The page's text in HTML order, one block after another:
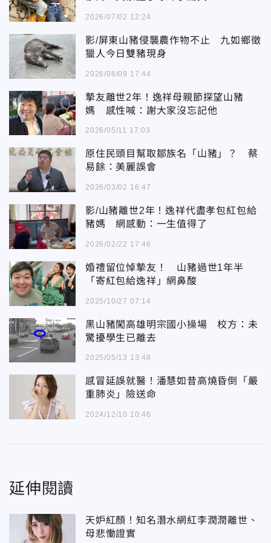
2026/07/02 12:24
影/屏東山豬侵襲農作物不止 九如鄉徵
獵人今日雙豬現身
2026/06/09 17:44
摯友離世2年！逸祥母親節探望山豬
媽 感性喊：謝大家沒忘記他
2026/05/11 17:03
原住民頭目幫取鄒族名「山豬」？ 蔡
易餘：美麗誤會
2026/03/02 16:47
影/山豬離世2年！逸祥代盡孝包紅包給
豬媽 網感動：一生值得了
2026/02/22 17:46
婚禮留位悼摯友！ 山豬過世1年半
「寄紅包給逸祥」網鼻酸
2025/10/27 07:14
黑山豬闖高雄明宗國小操場 校方：未
驚擾學生已離去
2025/05/13 13:48
感冒延誤就醫！潘慧如昔高燒昏倒「嚴
重肺炎」險送命
2024/12/10 10:46
延伸閱讀
天妒紅顏！知名潛水網紅李潤潤離世、
母悲慟證實